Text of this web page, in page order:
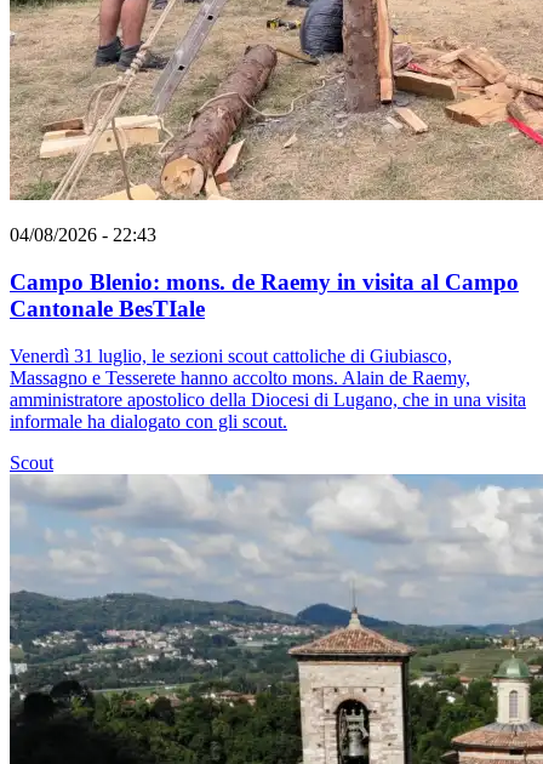
04/08/2026 - 22:43
Campo Blenio: mons. de Raemy in visita al Campo
Cantonale BesTIale
Venerdì 31 luglio, le sezioni scout cattoliche di Giubiasco,
Massagno e Tesserete hanno accolto mons. Alain de Raemy,
amministratore apostolico della Diocesi di Lugano, che in una visita
informale ha dialogato con gli scout.
Scout